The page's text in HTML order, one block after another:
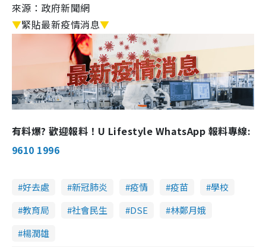
來源：政府新聞網
▼緊貼最新疫情消息▼
有料爆? 歡迎報料！U Lifestyle WhatsApp 報料專線:
9610 1996
好去處 新冠肺炎 疫情 疫苗
學校
教育局
社會民生 DSE
林鄭月娥
楊潤雄